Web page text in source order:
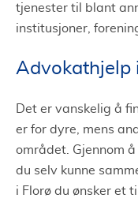
tjenester til blant
institusjoner,
Advokathjelp
Det er vanskelig å
er for dyre, mens
området. Gjennom
du selv kunne
i Florø du ønsker et